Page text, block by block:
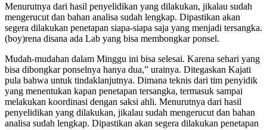
Menurutnya dari hasil penyelidikan yang dilakukan, jikalau sudah
mengerucut dan bahan analisa sudah lengkap. Dipastikan akan
segera dilakukan penetapan siapa-siapa saja yang menjadi tersangka.
(boy)rena disana ada Lab yang bisa membongkar ponsel.
Mudah-mudahan dalam Minggu ini bisa selesai. Karena sehari yang
bisa dibongkar ponselnya hanya dua,” urainya. Ditegaskan Kajati
pula bahwa untuk tindaklanjutnya. Dimana teknis dari tim penyidik
yang menentukan kapan penetapan tersangka, termasuk sampai
melakukan koordinasi dengan saksi ahli. Menurutnya dari hasil
penyelidikan yang dilakukan, jikalau sudah mengerucut dan bahan
analisa sudah lengkap. Dipastikan akan segera dilakukan penetapan